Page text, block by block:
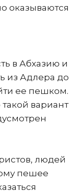
оказываются
в Абхазию и
из Адлера до
ее пешком.
вариант
людей
пешее